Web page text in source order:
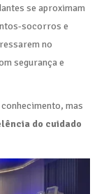
se aproximam
socorros e
no
segurança e
mas
do cuidado